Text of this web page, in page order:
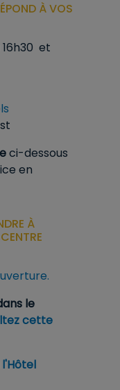
À VOS
16h30 et
ci-dessous
en
À
le
cette